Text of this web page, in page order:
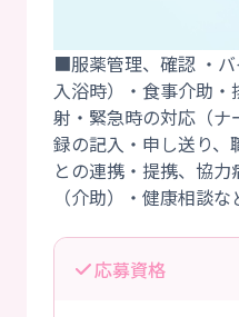
■服薬管理、確認 ・バ
入浴時）・食事介助
射・緊急時の対応（
録の記入・申し送り
との連携・提携、協
応募資格